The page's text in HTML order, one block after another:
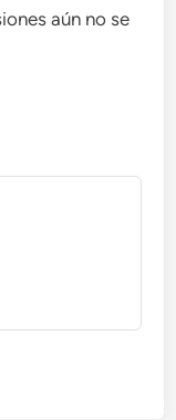
aún no se